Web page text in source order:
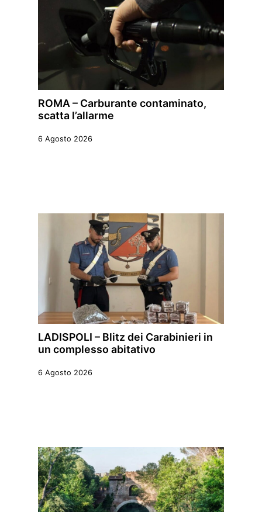
ROMA – Carburante contaminato,
scatta l’allarme
6 Agosto 2026
LADISPOLI – Blitz dei Carabinieri in
un complesso abitativo
6 Agosto 2026